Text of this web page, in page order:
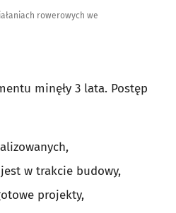
rowerowych we
minęły 3 lata. Postęp
w trakcie budowy,
projekty,